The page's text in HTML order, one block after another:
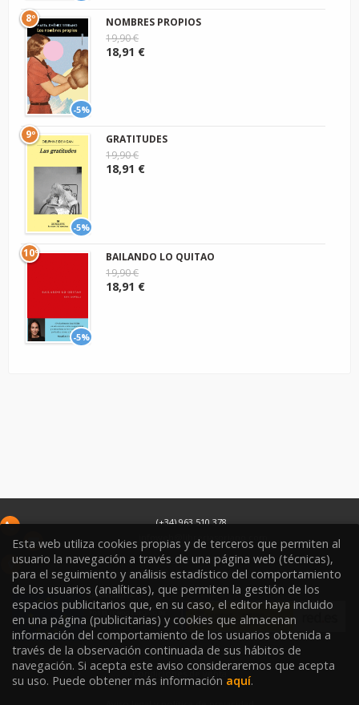
-5%
8º
NOMBRES PROPIOS
19,90 €
18,91 €
-5%
9º
GRATITUDES
19,90 €
18,91 €
-5%
10º
BAILANDO LO QUITAO
19,90 €
18,91 €
(+34) 963 510 378
infoweb@libreriasoriano.com
C/ Xàtiva 15
46002 Valencia España
Condiciones de venta
Esta web utiliza cookies propias y de terceros que permiten al
usuario la navegación a través de una página web (técnicas),
para el seguimiento y análisis estadístico del comportamiento
de los usuarios (analíticas), que permiten la gestión de los
espacios publicitarios que, en su caso, el editor haya incluido
en una página (publicitarias) y cookies que almacenan
información del comportamiento de los usuarios obtenida a
través de la observación continuada de sus hábitos de
navegación. Si acepta este aviso consideraremos que acepta
su uso. Puede obtener más información aquí.